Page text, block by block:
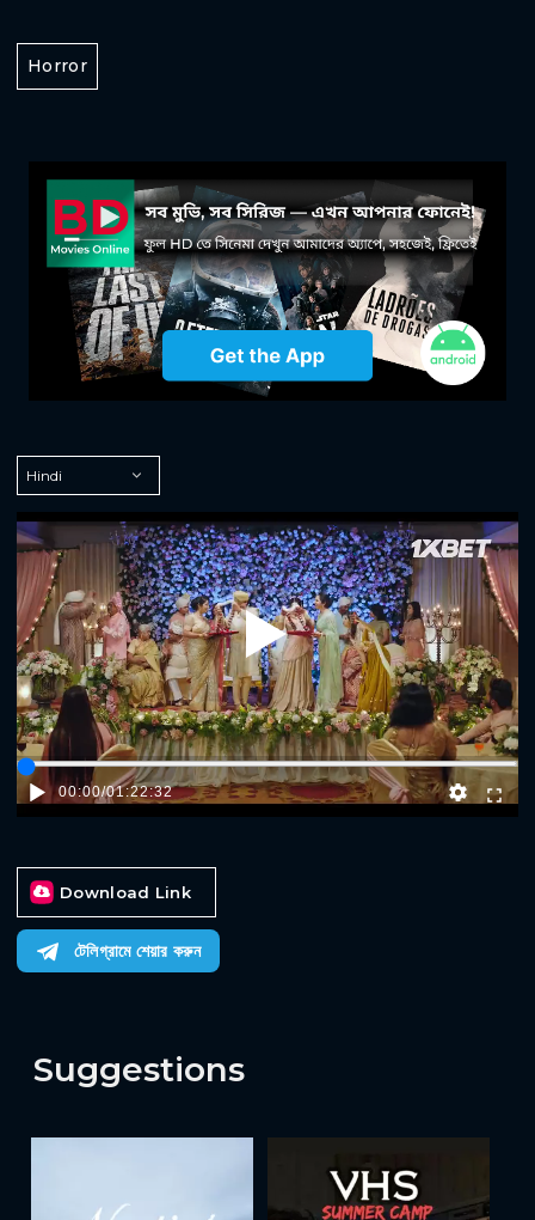
Horror
Play
00:00/01:22:32
Download Link
টেলিগ্রামে শেয়ার করুন
Suggestions